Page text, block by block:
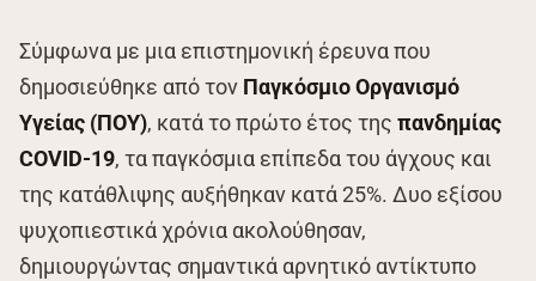
Σύμφωνα με μια επιστημονική έρευνα που
δημοσιεύθηκε από τον Παγκόσμιο Οργανισμό
Υγείας (ΠΟΥ), κατά το πρώτο έτος της πανδημίας
COVID-19, τα παγκόσμια επίπεδα του άγχους και
της κατάθλιψης αυξήθηκαν κατά 25%. Δυο εξίσου
ψυχοπιεστικά χρόνια ακολούθησαν,
δημιουργώντας σημαντικά αρνητικό αντίκτυπο